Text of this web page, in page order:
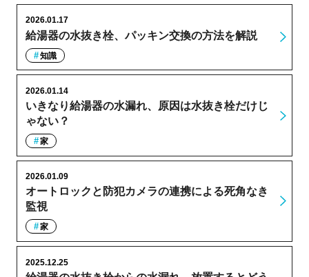
給湯器の水抜き栓、パッキン交換の方法を解説
2026.01.17
知識
いきなり給湯器の水漏れ、原因は水抜き栓だけじ
ゃない？
2026.01.14
家
オートロックと防犯カメラの連携による死角なき
監視
2026.01.09
家
2025.12.25